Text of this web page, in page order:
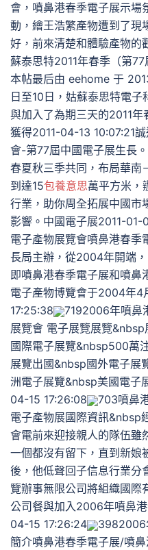
會，噴鼻港春季電子展示場
動，繪王浩繁產物遭到了現
好，前來清楚和體驗產物
蘇泰思特2011年春季（第
本帖最后由 eehome 于
日至10日，姑蘇泰思特電
與加入了為期三天的2011
獲得2011-04-13 10:07:21
會-第77屆中國電子展生長
春夏秋三季共同，布局華南
到達15包養意思萬平方米，
行業，助你周全拓展中國市
影響。中國電子展2011-
電子產物展覽會噴鼻港春季
長局主辦，從2004年開端
即噴鼻港春季電子展和噴鼻
電子產物博覽會于2004年
17:25:38
7192006年噴鼻
展覽會 電子展覽展覽
國際電子展覽&nbsp500萬
展覽出國&nbsp國外電子展
洲電子展覽&nbsp美國電
04-15 17:26:08
703噴鼻
電子產物展國際資訊&nbsp
會電前來迎接親人的隊伍雖
一個都沒有留下，直到新娘
後，他低聲回子信息行業分
覽辦事無限公司將組織國際
公司餐與加入2006年噴鼻
04-15 17:26:24
3982006
簡介噴鼻港春季電子展/噴